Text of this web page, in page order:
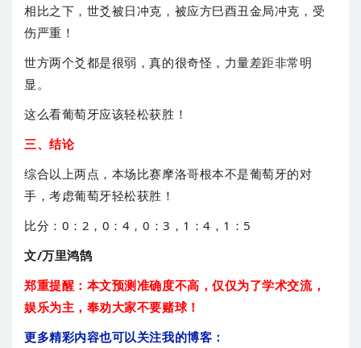
相比之下，世爻被日冲克，被应方巳酉丑金局冲克，受
伤严重！
世方两个爻都是很弱，真的很奇怪，力量差距非常明
显。
这么看葡萄牙应该轻松获胜！
三、结论
综合以上两点，本场比赛摩洛哥根本不是葡萄牙的对
手，考虑葡萄牙轻松获胜！
比分：0：2，0：4，0：3，1：4，1：5
文/万里鸿鹄
郑重提醒：本文预测准确度不高，仅仅为了学术交流，
娱乐为主，奉劝大家不要赌球！
更多精彩内容也可以关注我的博客：